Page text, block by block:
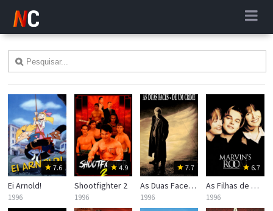
7.6
Ei Arnold!
1996
4.9
Shootfighter 2
1996
7.7
As Duas Faces de um Crime
1996
6.7
As Filhas de Marvin
1996